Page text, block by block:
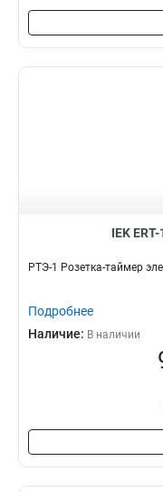
IEK
РТЭ-1 Розетка-таймер
Подробнее
Наличие: В наличии